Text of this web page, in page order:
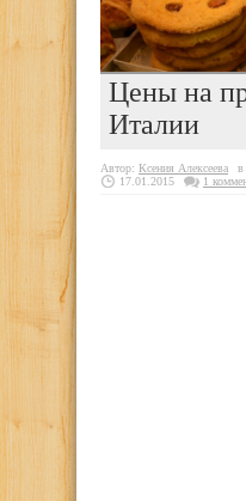
Цены на
Италии
Автор: Ксения Алексеева в
17.01.2015
1